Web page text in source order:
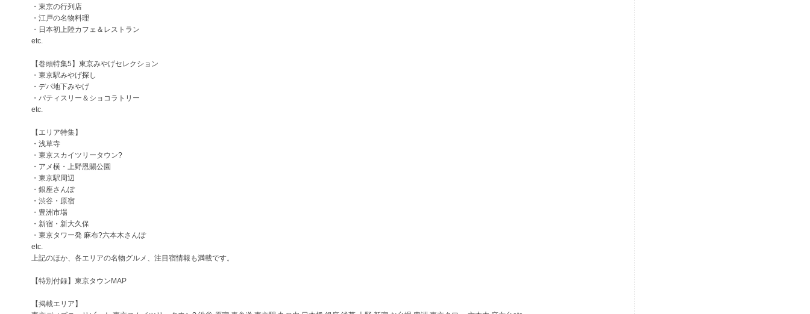
・東京の行列店
・江戸の名物料理
・日本初上陸カフェ＆レストラン
etc.
【巻頭特集5】東京みやげセレクション
・東京駅みやげ探し
・デパ地下みやげ
・パティスリー＆ショコラトリー
etc.
【エリア特集】
・浅草寺
・東京スカイツリータウン?
・アメ横・上野恩賜公園
・東京駅周辺
・銀座さんぽ
・渋谷・原宿
・豊洲市場
・新宿・新大久保
・東京タワー発 麻布?六本木さんぽ
etc.
上記のほか、各エリアの名物グルメ、注目宿情報も満載です。
【特別付録】東京タウンMAP
【掲載エリア】